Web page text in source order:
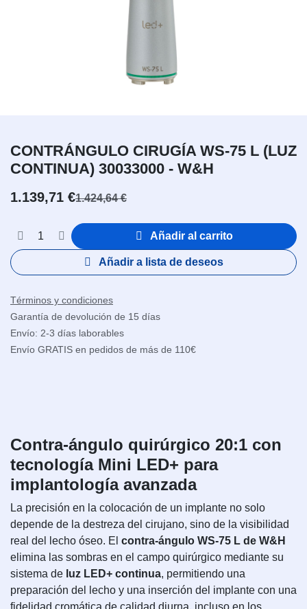
CONTRÁNGULO CIRUGÍA WS-75 L (LUZ
CONTINUA) 30033000 - W&H
1.139,71 €1.424,64€
Añadir al carrito
Añadir a lista de deseos
Términos y condiciones
Garantía de devolución de 15 días
Envío: 2-3 días laborables
Envío GRATIS en pedidos de más de 110€
Contra-ángulo quirúrgico 20:1 con
tecnología Mini LED+ para
implantología avanzada
La precisión en la colocación de un implante no solo
depende de la destreza del cirujano, sino de la visibilidad
real del lecho óseo. El contra-ángulo WS-75 L de W&H
elimina las sombras en el campo quirúrgico mediante su
sistema de luz LED+ continua, permitiendo una
preparación del lecho y una inserción del implante con una
fidelidad cromática de calidad diurna, incluso en los